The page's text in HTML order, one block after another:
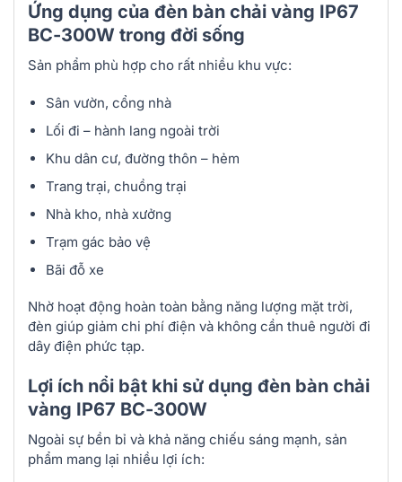
Ứng dụng của đèn bàn chải vàng IP67
BC-300W trong đời sống
Sản phẩm phù hợp cho rất nhiều khu vực:
Sân vườn, cổng nhà
Lối đi – hành lang ngoài trời
Khu dân cư, đường thôn – hẻm
Trang trại, chuồng trại
Nhà kho, nhà xưởng
Trạm gác bảo vệ
Bãi đỗ xe
Nhờ hoạt động hoàn toàn bằng năng lượng mặt trời,
đèn giúp giảm chi phí điện và không cần thuê người đi
dây điện phức tạp.
Lợi ích nổi bật khi sử dụng đèn bàn chải
vàng IP67 BC-300W
Ngoài sự bền bỉ và khả năng chiếu sáng mạnh, sản
phẩm mang lại nhiều lợi ích: